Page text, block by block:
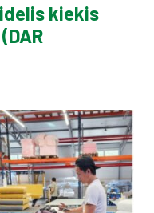
kiekis